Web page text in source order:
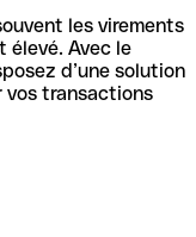
les virements
élevé. Avec le
d’une solution
vos transactions